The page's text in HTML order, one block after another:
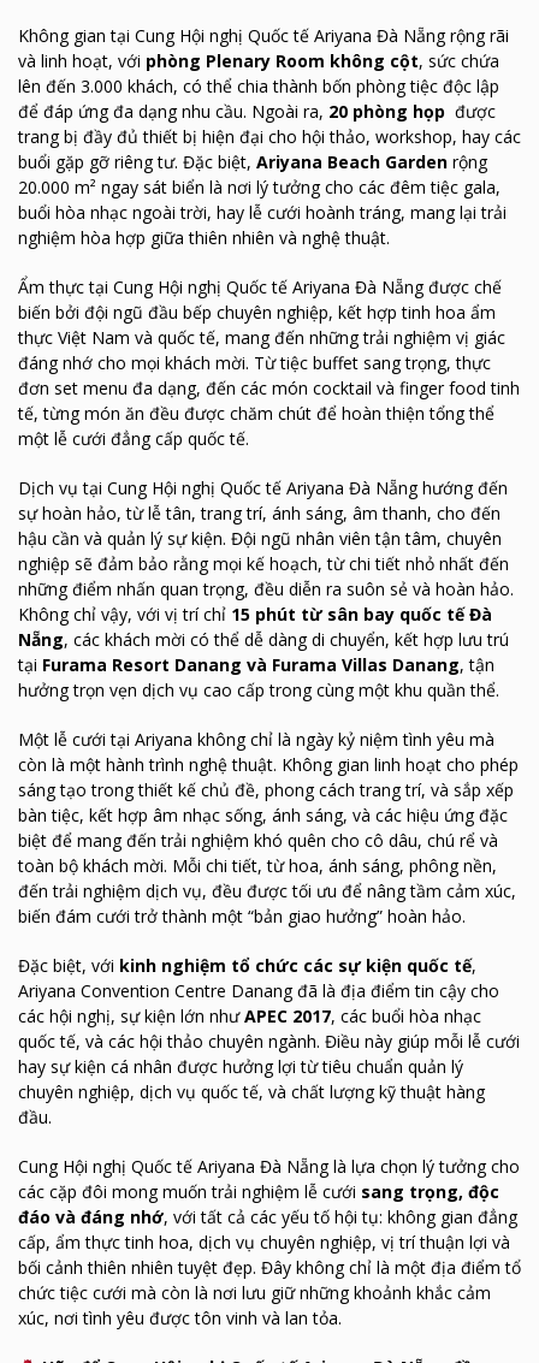
Không gian tại Cung Hội nghị Quốc tế Ariyana Đà Nẵng rộng rãi
và linh hoạt, với phòng Plenary Room không cột, sức chứa
lên đến 3.000 khách, có thể chia thành bốn phòng tiệc độc lập
để đáp ứng đa dạng nhu cầu. Ngoài ra, 20 phòng họp được
trang bị đầy đủ thiết bị hiện đại cho hội thảo, workshop, hay các
buổi gặp gỡ riêng tư. Đặc biệt, Ariyana Beach Garden rộng
20.000 m² ngay sát biển là nơi lý tưởng cho các đêm tiệc gala,
buổi hòa nhạc ngoài trời, hay lễ cưới hoành tráng, mang lại trải
nghiệm hòa hợp giữa thiên nhiên và nghệ thuật.
Ẩm thực tại Cung Hội nghị Quốc tế Ariyana Đà Nẵng được chế
biến bởi đội ngũ đầu bếp chuyên nghiệp, kết hợp tinh hoa ẩm
thực Việt Nam và quốc tế, mang đến những trải nghiệm vị giác
đáng nhớ cho mọi khách mời. Từ tiệc buffet sang trọng, thực
đơn set menu đa dạng, đến các món cocktail và finger food tinh
tế, từng món ăn đều được chăm chút để hoàn thiện tổng thể
một lễ cưới đẳng cấp quốc tế.
Dịch vụ tại Cung Hội nghị Quốc tế Ariyana Đà Nẵng hướng đến
sự hoàn hảo, từ lễ tân, trang trí, ánh sáng, âm thanh, cho đến
hậu cần và quản lý sự kiện. Đội ngũ nhân viên tận tâm, chuyên
nghiệp sẽ đảm bảo rằng mọi kế hoạch, từ chi tiết nhỏ nhất đến
những điểm nhấn quan trọng, đều diễn ra suôn sẻ và hoàn hảo.
Không chỉ vậy, với vị trí chỉ 15 phút từ sân bay quốc tế Đà
Nẵng, các khách mời có thể dễ dàng di chuyển, kết hợp lưu trú
tại Furama Resort Danang và Furama Villas Danang, tận
hưởng trọn vẹn dịch vụ cao cấp trong cùng một khu quần thể.
Một lễ cưới tại Ariyana không chỉ là ngày kỷ niệm tình yêu mà
còn là một hành trình nghệ thuật. Không gian linh hoạt cho phép
sáng tạo trong thiết kế chủ đề, phong cách trang trí, và sắp xếp
bàn tiệc, kết hợp âm nhạc sống, ánh sáng, và các hiệu ứng đặc
biệt để mang đến trải nghiệm khó quên cho cô dâu, chú rể và
toàn bộ khách mời. Mỗi chi tiết, từ hoa, ánh sáng, phông nền,
đến trải nghiệm dịch vụ, đều được tối ưu để nâng tầm cảm xúc,
biến đám cưới trở thành một “bản giao hưởng” hoàn hảo.
Đặc biệt, với kinh nghiệm tổ chức các sự kiện quốc tế,
Ariyana Convention Centre Danang đã là địa điểm tin cậy cho
các hội nghị, sự kiện lớn nhưAPEC 2017, các buổi hòa nhạc
quốc tế, và các hội thảo chuyên ngành. Điều này giúp mỗi lễ cưới
hay sự kiện cá nhân được hưởng lợi từ tiêu chuẩn quản lý
chuyên nghiệp, dịch vụ quốc tế, và chất lượng kỹ thuật hàng
đầu.
Cung Hội nghị Quốc tế Ariyana Đà Nẵng là lựa chọn lý tưởng cho
các cặp đôi mong muốn trải nghiệm lễ cưới sang trọng, độc
đáo và đáng nhớ, với tất cả các yếu tố hội tụ: không gian đẳng
cấp, ẩm thực tinh hoa, dịch vụ chuyên nghiệp, vị trí thuận lợi và
bối cảnh thiên nhiên tuyệt đẹp. Đây không chỉ là một địa điểm tổ
chức tiệc cưới mà còn là nơi lưu giữ những khoảnh khắc cảm
xúc, nơi tình yêu được tôn vinh và lan tỏa.